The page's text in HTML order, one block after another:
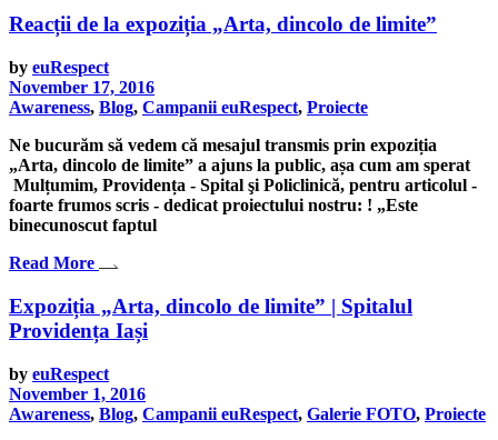
Reacții de la expoziția „Arta, dincolo de limite”
by euRespect
November 17, 2016
Awareness, Blog, Campanii euRespect, Proiecte
Ne bucurăm să vedem că mesajul transmis prin expoziția
„Arta, dincolo de limite” a ajuns la public, așa cum am sperat
Mulțumim, Providența - Spital şi Policlinică, pentru articolul -
foarte frumos scris - dedicat proiectului nostru: ! „Este
binecunoscut faptul
Read More
Expoziția „Arta, dincolo de limite” | Spitalul
Providența Iași
by euRespect
November 1, 2016
Awareness, Blog, Campanii euRespect, Galerie FOTO, Proiecte